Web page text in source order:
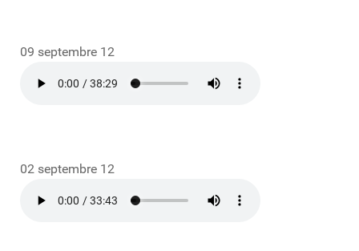
09 septembre 12
02 septembre 12